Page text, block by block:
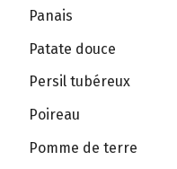
Panais
Patate douce
Persil tubéreux
Poireau
Pomme de terre